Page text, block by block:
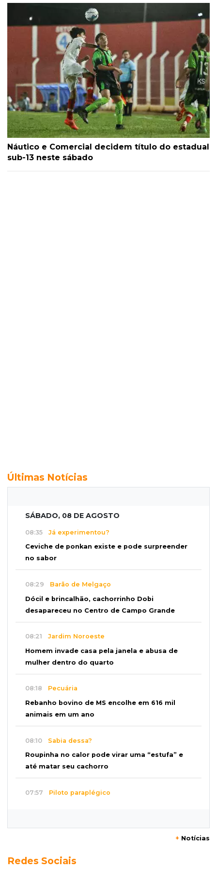
Náutico e Comercial decidem título do estadual
sub-13 neste sábado
Últimas Notícias
SÁBADO, 08 DE AGOSTO
08:35 Já experimentou?
Ceviche de ponkan existe e pode surpreender
no sabor
08:29 Barão de Melgaço
Dócil e brincalhão, cachorrinho Dobi
desapareceu no Centro de Campo Grande
08:21 Jardim Noroeste
Homem invade casa pela janela e abusa de
mulher dentro do quarto
08:18 Pecuária
Rebanho bovino de MS encolhe em 616 mil
animais em um ano
08:10 Sabia dessa?
Roupinha no calor pode virar uma “estufa” e
até matar seu cachorro
07:57 Piloto paraplégico
É só abrir o porta-malas: Fábio assa chipa e
+ Notícias
Redes Sociais